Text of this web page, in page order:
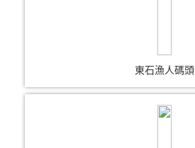
東石漁人碼頭